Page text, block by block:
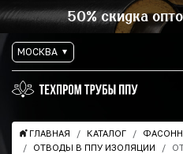
50% скидка
МОСКВА
ГЛАВНАЯ КАТАЛОГ
ОТВОДЫ В ППУ ИЗОЛЯЦИИ